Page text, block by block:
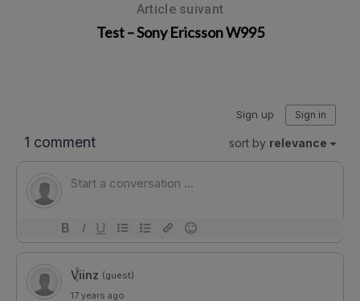
Article suivant
Test – Sony Ericsson W995